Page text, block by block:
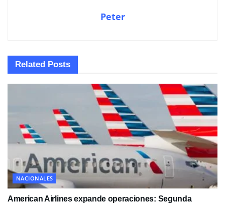
Peter
Related Posts
NACIONALES
American Airlines expande operaciones: Segunda